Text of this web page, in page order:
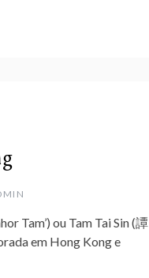
Tam’) ou Tam Tai Sin (譚
em Hong Kong e